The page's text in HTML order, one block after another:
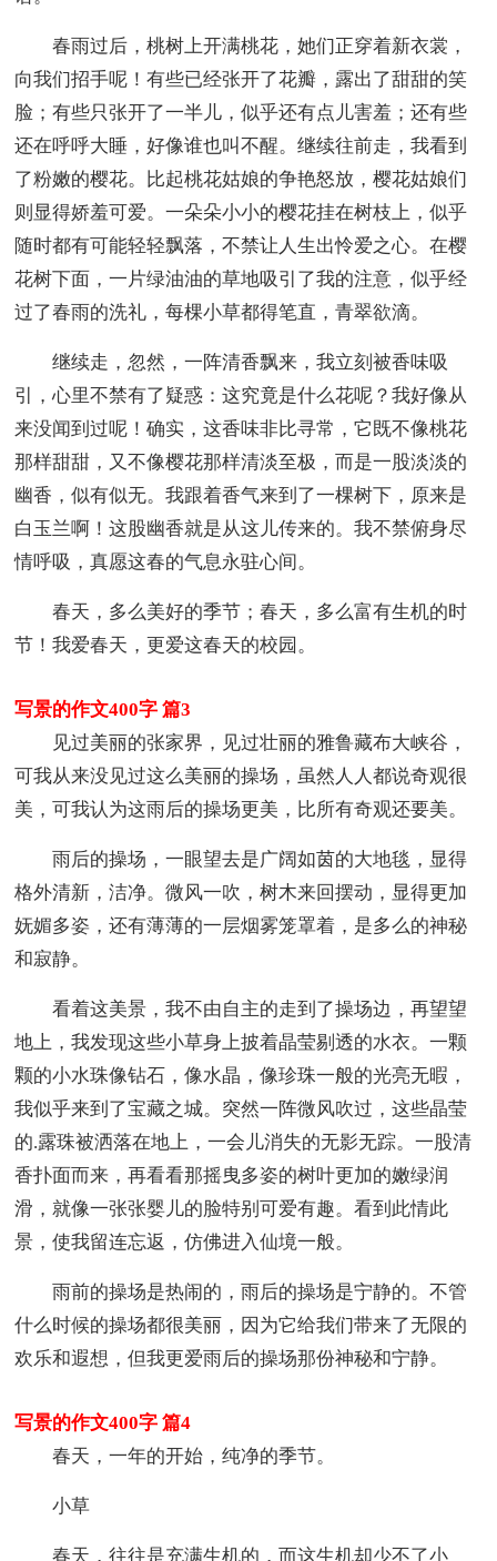
春雨过后，桃树上开满桃花，她们正穿着新衣裳，
向我们招手呢！有些已经张开了花瓣，露出了甜甜的笑
脸；有些只张开了一半儿，似乎还有点儿害羞；还有些
还在呼呼大睡，好像谁也叫不醒。继续往前走，我看到
了粉嫩的樱花。比起桃花姑娘的争艳怒放，樱花姑娘们
则显得娇羞可爱。一朵朵小小的樱花挂在树枝上，似乎
随时都有可能轻轻飘落，不禁让人生出怜爱之心。在樱
花树下面，一片绿油油的草地吸引了我的注意，似乎经
过了春雨的洗礼，每棵小草都得笔直，青翠欲滴。
继续走，忽然，一阵清香飘来，我立刻被香味吸
引，心里不禁有了疑惑：这究竟是什么花呢？我好像从
来没闻到过呢！确实，这香味非比寻常，它既不像桃花
那样甜甜，又不像樱花那样清淡至极，而是一股淡淡的
幽香，似有似无。我跟着香气来到了一棵树下，原来是
白玉兰啊！这股幽香就是从这儿传来的。我不禁俯身尽
情呼吸，真愿这春的气息永驻心间。
春天，多么美好的季节；春天，多么富有生机的时
节！我爱春天，更爱这春天的校园。
写景的作文400字 篇3
见过美丽的张家界，见过壮丽的雅鲁藏布大峡谷，
可我从来没见过这么美丽的操场，虽然人人都说奇观很
美，可我认为这雨后的操场更美，比所有奇观还要美。
雨后的操场，一眼望去是广阔如茵的大地毯，显得
格外清新，洁净。微风一吹，树木来回摆动，显得更加
妩媚多姿，还有薄薄的一层烟雾笼罩着，是多么的神秘
和寂静。
看着这美景，我不由自主的走到了操场边，再望望
地上，我发现这些小草身上披着晶莹剔透的水衣。一颗
颗的小水珠像钻石，像水晶，像珍珠一般的光亮无暇，
我似乎来到了宝藏之城。突然一阵微风吹过，这些晶莹
的.露珠被洒落在地上，一会儿消失的无影无踪。一股清
香扑面而来，再看看那摇曳多姿的树叶更加的嫩绿润
滑，就像一张张婴儿的脸特别可爱有趣。看到此情此
景，使我留连忘返，仿佛进入仙境一般。
雨前的操场是热闹的，雨后的操场是宁静的。不管
什么时候的操场都很美丽，因为它给我们带来了无限的
欢乐和遐想，但我更爱雨后的操场那份神秘和宁静。
写景的作文400字 篇4
春天，一年的开始，纯净的季节。
小草
春天，往往是充满生机的，而这生机却少不了小